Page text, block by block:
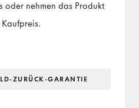
oder nehmen das Produkt
ZURÜCK-GARANTIE